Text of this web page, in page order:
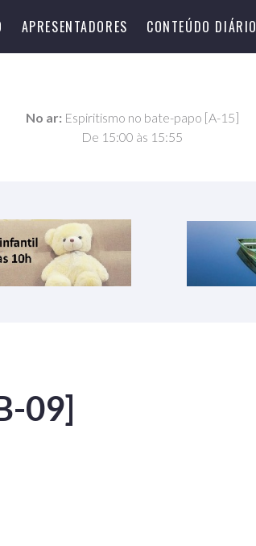
APRESENTADORES CONTEÚDO DIÁRIO
No ar: Espiritismo no bate-papo [A-15]
De 15:00 às 15:55
09]